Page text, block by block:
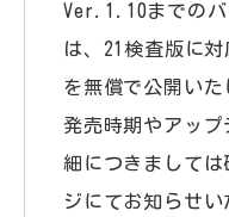
Ver.1.10までのバ
は、21検査版に
を無償で公開いた
発売時期やアッ
細につきまして
ジにてお知らせい